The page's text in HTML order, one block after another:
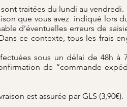
sont traitées du lundi au vendredi.
que vous avez indiqué lors
d’éventuelles erreurs de
ce contexte, tous les frais
sous un délai de 48h à
de “commande
est assurée par GLS (3,90€).